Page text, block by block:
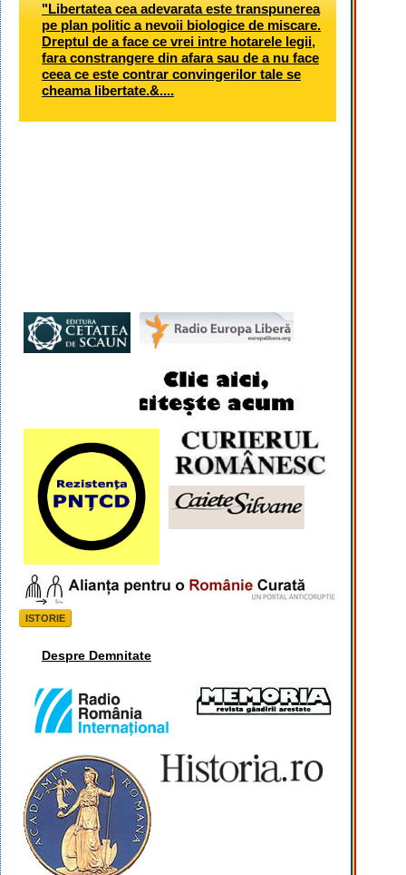
"Libertatea cea adevarata este transpunerea
pe plan politic a nevoii biologice de miscare.
Dreptul de a face ce vrei intre hotarele legii,
fara constrangere din afara sau de a nu face
ceea ce este contrar convingerilor tale se
cheama libertate.&....
ISTORIE
Despre Demnitate